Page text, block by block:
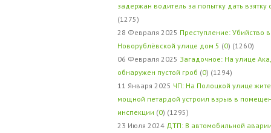
задержан водитель за попытку дать
(1275)
28 Февраля 2025 Преступление: Убийство
Новорублёвской улице дом 5 (0) (1260)
06 Февраля 2025 Загадочное: На улице
обнаружен пустой гроб (0) (1294)
11 Января 2025 ЧП: На Полоцкой улице
мощной петардой устроил взрыв в
инспекции (0) (1295)
23 Июля 2024 ДТП: В автомобильной